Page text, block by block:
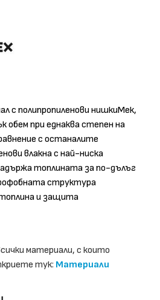
с полипропиленови нишкиМек,
обем при еднаква степен на
с останалите
влакна с най-ниска
топлината за по-дълъг
структура
и защита
материали, с които
тук: Материали